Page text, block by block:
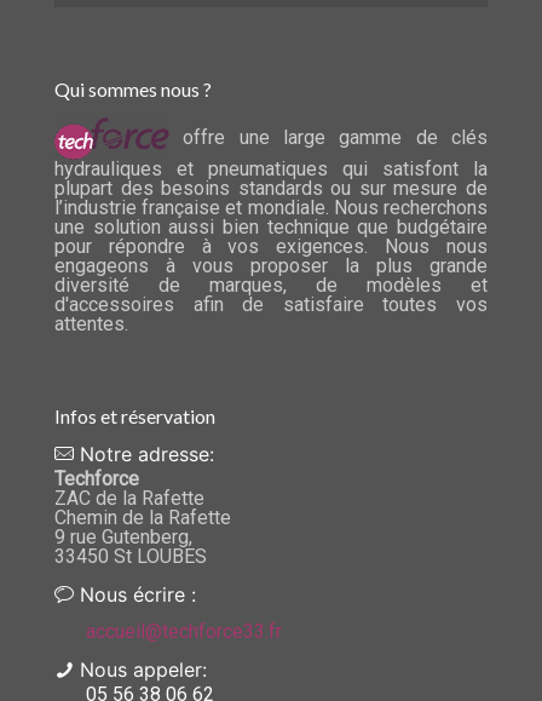
Qui sommes nous ?
offre une large gamme de clés
hydrauliques et pneumatiques qui satisfont la
plupart des besoins standards ou sur mesure de
l’industrie française et mondiale. Nous recherchons
une solution aussi bien technique que budgétaire
pour répondre à vos exigences. Nous nous
engageons à vous proposer la plus grande
diversité de marques, de modèles et
d'accessoires afin de satisfaire toutes vos
attentes.
Infos et réservation
Notre adresse:
Techforce
ZAC de la Rafette
Chemin de la Rafette
9 rue Gutenberg,
33450 St LOUBES
Nous écrire :
accueil@techforce33.fr
Nous appeler:
05 56 38 06 62